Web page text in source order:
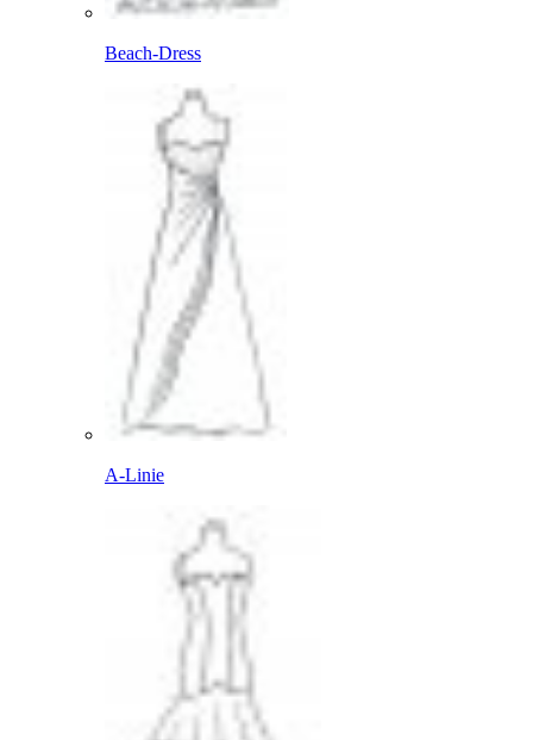
Beach-Dress
A-Linie